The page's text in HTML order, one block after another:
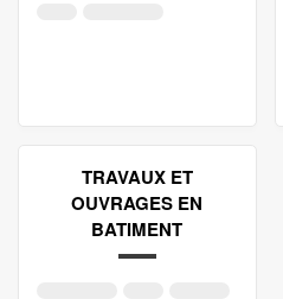
TRAVAUX ET
OUVRAGES EN
BATIMENT